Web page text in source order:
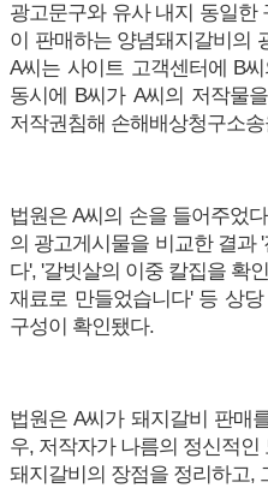
광고문구와 유사 내지 동일한
이 판매하는 양념돼지갈비의
A씨는 사이트 고객센터에 B
동시에 B씨가 A씨의 저작물
저작권침해 손해배상청구소
법원은 A씨의 손을 들어주었
의 광고게시물을 비교한 결과
다', '갈빗살의 이중 칼집을 확
재료로 만들었습니다' 등 상
구성이 확인됐다.
법원은 A씨가 돼지갈비 판매
우, 저작자가 나름의 정신적
돼지갈비의 장점을 정리하고,